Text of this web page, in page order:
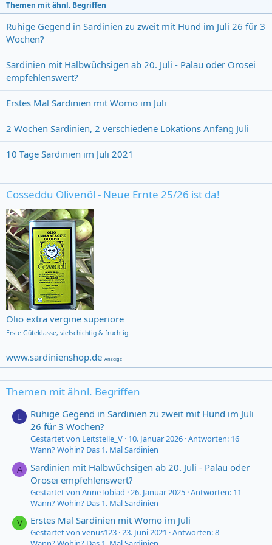
Themen mit ähnl. Begriffen
Ruhige Gegend in Sardinien zu zweit mit Hund im Juli 26 für 3
Wochen?
Sardinien mit Halbwüchsigen ab 20. Juli - Palau oder Orosei
empfehlenswert?
Erstes Mal Sardinien mit Womo im Juli
2 Wochen Sardinien, 2 verschiedene Lokations Anfang Juli
10 Tage Sardinien im Juli 2021
Cosseddu Olivenöl - Neue Ernte 25/26 ist da!
Olio extra vergine superiore
Erste Güteklasse, vielschichtig & fruchtig
www.sardinienshop.de Anzeige
Themen mit ähnl. Begriffen
L
Ruhige Gegend in Sardinien zu zweit mit Hund im Juli
26 für 3 Wochen?
Gestartet von Leitstelle_V 10. Januar 2026 Antworten: 16
Wann? Wohin? Das 1. Mal Sardinien
A
Sardinien mit Halbwüchsigen ab 20. Juli - Palau oder
Orosei empfehlenswert?
Gestartet von AnneTobiad 26. Januar 2025 Antworten: 11
Wann? Wohin? Das 1. Mal Sardinien
V Erstes Mal Sardinien mit Womo im Juli
Gestartet von venus123 23. Juni 2021
Antworten: 8